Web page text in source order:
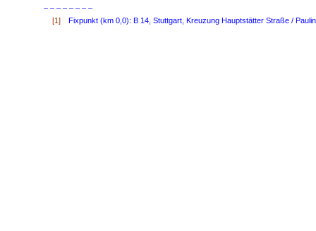
– – – – – – – –
[1]
Fixpunkt (km 0,0): B 14, Stuttgart, Kreuzung Hauptstätter Straße /